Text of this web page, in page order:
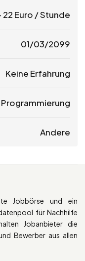
22 Euro / Stunde
01/03/2099
Keine Erfahrung
Andere
Jobbörse und ein
für Nachhilfe
Jobanbieter die
Bewerber aus allen